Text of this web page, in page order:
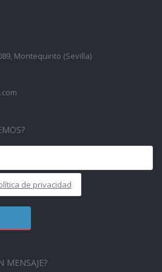
Montequinto (Sevilla)
de privacidad
MENSAJE?